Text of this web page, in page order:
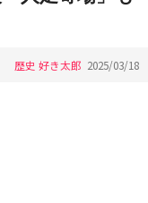
歴史 好き太郎 2025/03/18